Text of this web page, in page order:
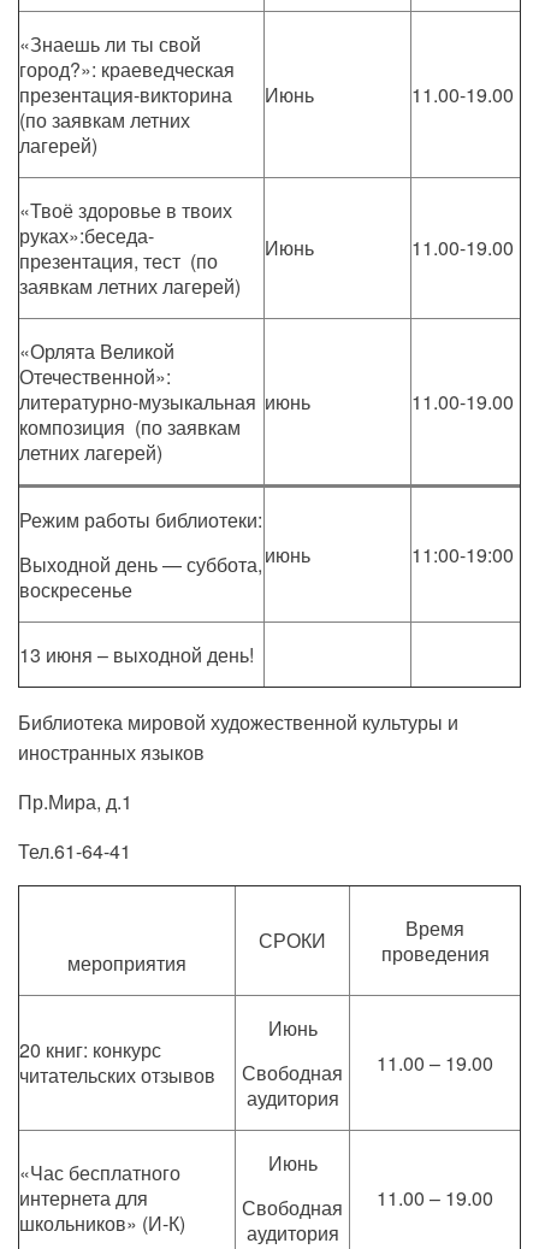
«Знаешь ли ты свой
город?»: краеведческая
презентация-викторина
(по заявкам летних
лагерей)
Июнь 11.00-19.00
«Твоё здоровье в твоих
руках»:беседа-
презентация, тест (по
заявкам летних лагерей)
Июнь 11.00-19.00
«Орлята Великой
Отечественной»:
литературно-музыкальная
композиция (по заявкам
летних лагерей)
июнь 11.00-19.00
Режим работы библиотеки:
Выходной день — суббота,
воскресенье
июнь 11:00-19:00
13 июня – выходной день!
Библиотека мировой художественной культуры и
иностранных языков
Пр.Мира, д.1
Тел.61-64-41
мероприятия
СРОКИ
Время
проведения
20 книг: конкурс
читательских отзывов
Июнь
Свободная
аудитория
11.00 – 19.00
«Час бесплатного
интернета для
школьников» (И-К)
Июнь
Свободная
аудитория
11.00 – 19.00